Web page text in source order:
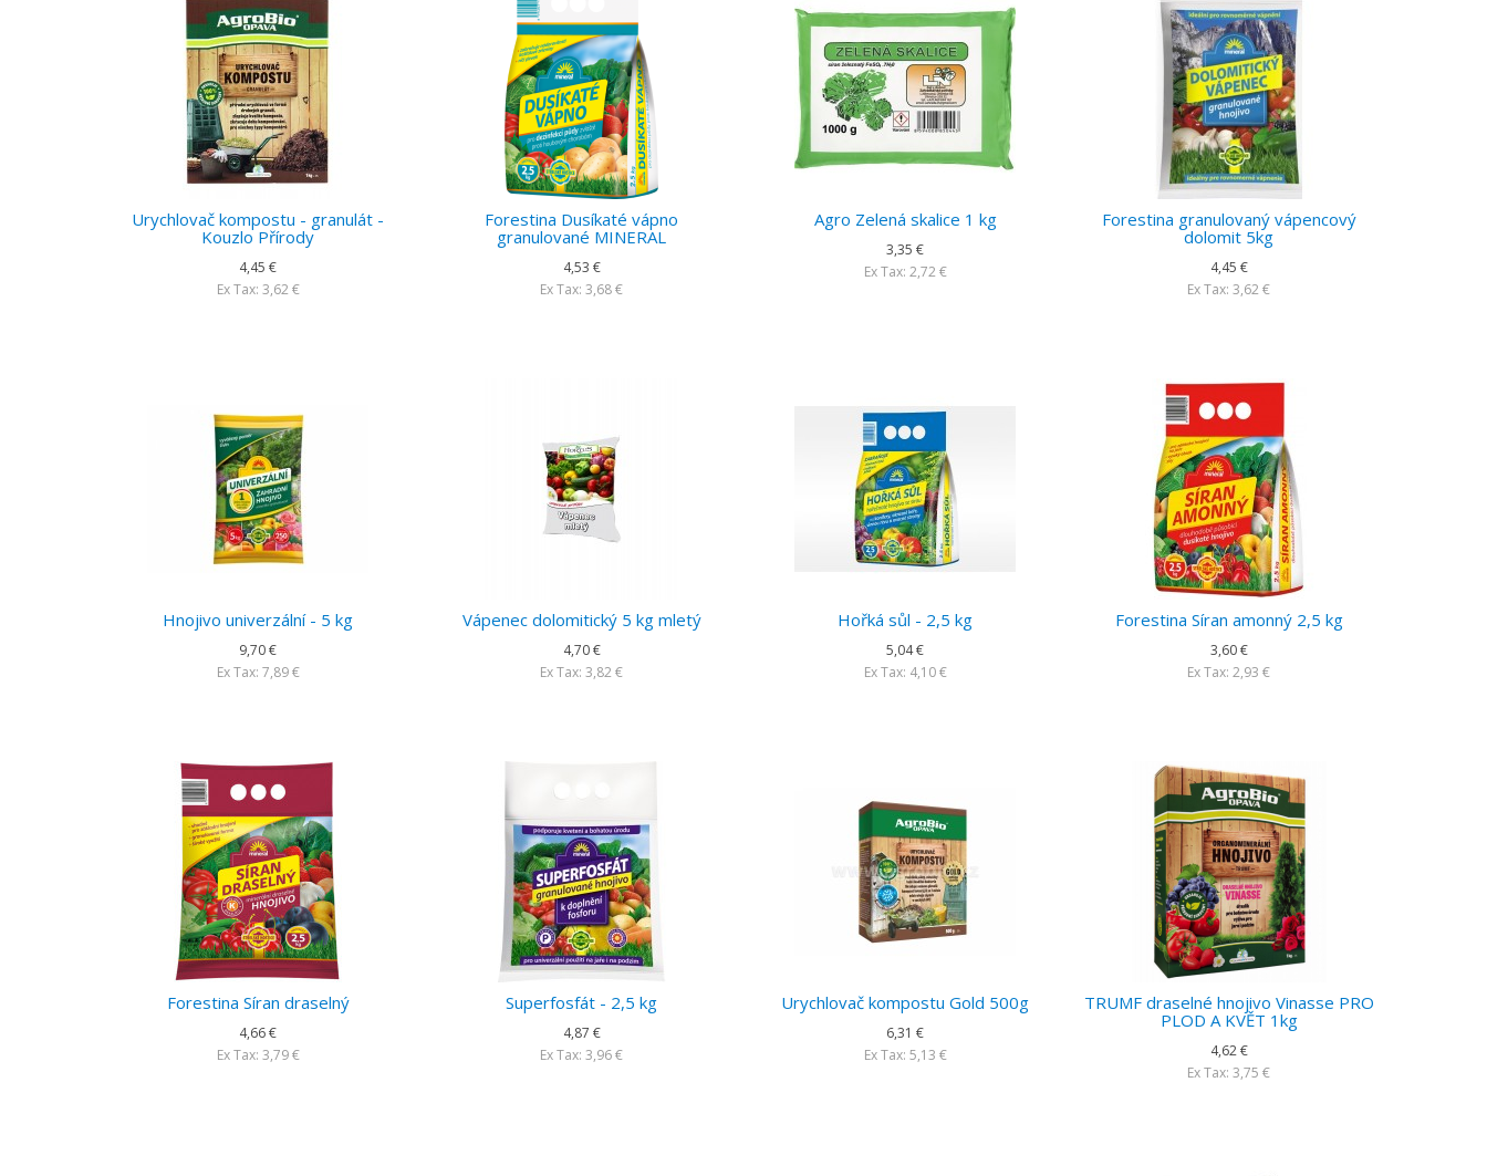
Urychlovač kompostu - granulát -
Kouzlo Přírody
4,45 €
Ex Tax: 3,62 €
Forestina Dusíkaté vápno
granulované MINERAL
4,53 €
Ex Tax: 3,68 €
Agro Zelená skalice 1 kg
3,35 €
Ex Tax: 2,72 €
Forestina granulovaný vápencový
dolomit 5kg
4,45 €
Ex Tax: 3,62 €
Hnojivo univerzální - 5 kg
9,70 €
Ex Tax: 7,89 €
Vápenec dolomitický 5 kg mletý
4,70 €
Ex Tax: 3,82 €
Hořká sůl - 2,5 kg
5,04 €
Ex Tax: 4,10 €
Forestina Síran amonný 2,5 kg
3,60 €
Ex Tax: 2,93 €
Forestina Síran draselný
4,66 €
Ex Tax: 3,79 €
Superfosfát - 2,5 kg
4,87 €
Ex Tax: 3,96 €
Urychlovač kompostu Gold 500g
6,31 €
Ex Tax: 5,13 €
TRUMF draselné hnojivo Vinasse PRO
PLOD A KVĚT 1kg
4,62 €
Ex Tax: 3,75 €